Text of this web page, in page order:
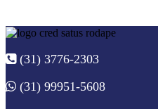
(31) 3776-2303
(31) 99951-5608